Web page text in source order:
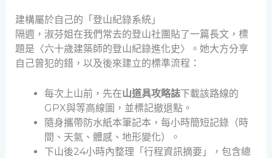
建構屬於自己的「登山紀錄系統」
隔週，淑芬姐在我們常去的登山社團貼了一篇長文，標
題是〈六十歲建築師的登山紀錄進化史〉。她大方分享
自己曾犯的錯，以及後來建立的標準流程：
每次上山前，先在山道具攻略誌下載該路線的
GPX與等高線圖，並標記撤退點。
隨身攜帶防水紙本筆記本，每小時簡短記錄（時
間、天氣、體感、地形變化）。
下山後24小時內整理「行程資訊摘要」，包含總